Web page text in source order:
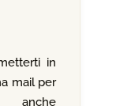
in
mail per
anche